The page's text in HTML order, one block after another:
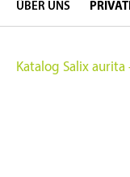
ÜBER UNS
Katalog Salix aurita